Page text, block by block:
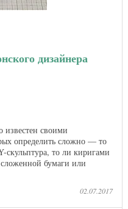
дизайнера
своими
определить сложно — то
то ли киригами
бумаги или
02.07.2017